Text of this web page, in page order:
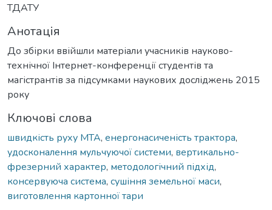
ТДАТУ
Анотація
До збірки ввійшли матеріали учасників науково-
технічної Інтернет-конференції студентів та
магістрантів за підсумками наукових досліджень 2015
року
Ключові слова
швидкість руху МТА, енергонасиченість трактора,
удосконалення мульчуючої системи, вертикально-
фрезерний характер, методологічний підхід,
консервуюча система, сушіння земельної маси,
виготовлення картонної тари